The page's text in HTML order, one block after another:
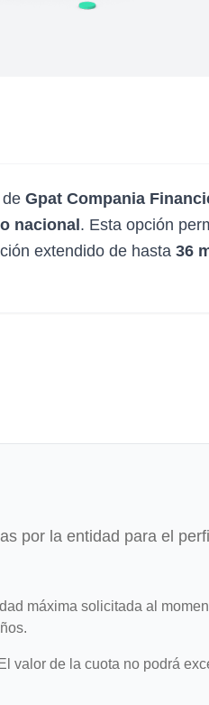
Gpat Compania
nacional. Esta opción
extendido de hasta 36
por la entidad para el
máxima solicitada al
El valor de la cuota no podrá